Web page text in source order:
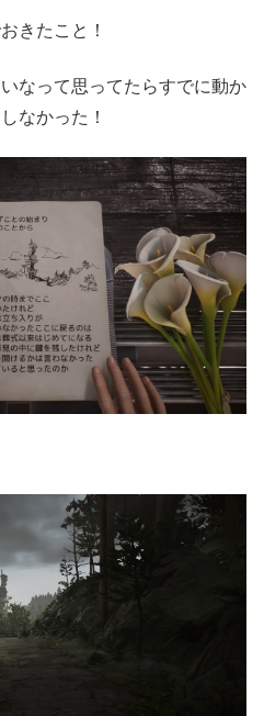
きたこと！
なって思ってたらすでに動か
なかった！